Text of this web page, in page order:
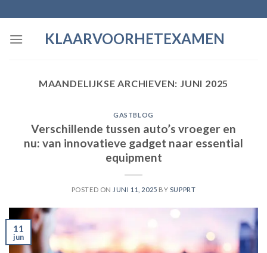
to
content
KLAARVOORHETEXAMEN
MAANDELIJKSE ARCHIEVEN: JUNI 2025
GASTBLOG
Verschillende tussen auto’s vroeger en
nu: van innovatieve gadget naar essential
equipment
POSTED ON JUNI 11, 2025 BY SUPPRT
11
jun